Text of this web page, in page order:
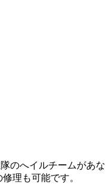
のへイルチームがあな
理も可能です。